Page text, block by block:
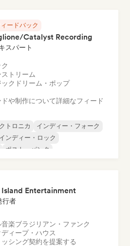
ードバック
Catalyst Recording
スパート
トリーム
ク ドリーム・ポップ
や制作について詳細なフィード
トロニカ
インディー・フォーク
インディー・ロック
ポスト・パンク
Island Entertainment
行者
楽ブラジリアン・ファンク
ディープ・ハウス
シング契約を提案する